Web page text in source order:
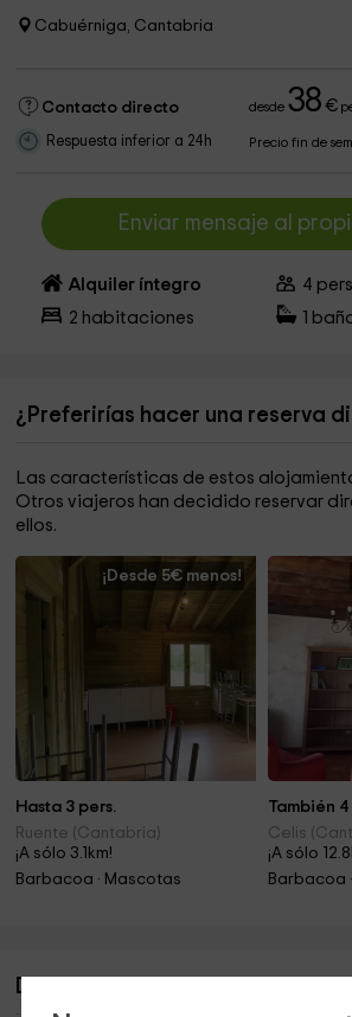
Cabuérniga, Cantabria
Contacto directo desde38 €
Respuesta inferior a 24h Precio fin de
Enviar mensaje al
Alquiler íntegro 4
2 habitaciones
¿Preferirías hacer una reserva
Las características de estos
Otros viajeros han decidido reservar
ellos.
¡Desde 5€ menos!
Hasta 3 pers.
Ruente (Cantabria)
¡A sólo 3.1km!
Barbacoa · Mascotas
También
Celis
¡A sólo
Barbacoa
Descripción de La Curva de